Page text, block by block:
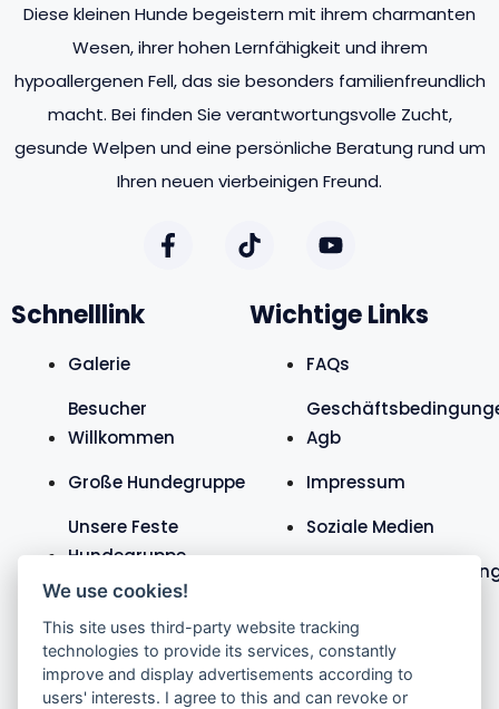
Diese kleinen Hunde begeistern mit ihrem charmanten
Wesen, ihrer hohen Lernfähigkeit und ihrem
hypoallergenen Fell, das sie besonders familienfreundlich
macht. Bei finden Sie verantwortungsvolle Zucht,
gesunde Welpen und eine persönliche Beratung rund um
Ihren neuen vierbeinigen Freund.
Schnelllink
Galerie
Besucher
Willkommen
Große Hundegruppe
Unsere Feste
Hundegruppe
Teure Hunde
Wichtige Links
FAQs
Agb
Impressum
Soziale Medien
We use cookies!
This site uses third-party website tracking
technologies to provide its services, constantly
improve and display advertisements according to
users' interests. I agree to this and can revoke or